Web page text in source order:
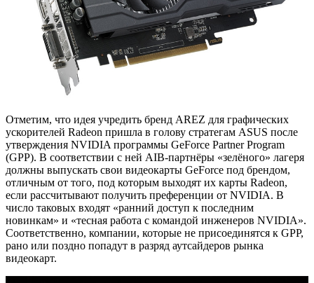
Отметим, что идея учредить бренд AREZ для графических
ускорителей Radeon пришла в голову стратегам ASUS после
утверждения NVIDIA программы GeForce Partner Program
(GPP). В соответствии с ней AIB-партнёры «зелёного» лагеря
должны выпускать свои видеокарты GeForce под брендом,
отличным от того, под которым выходят их карты Radeon,
если рассчитывают получить преференции от NVIDIA. В
число таковых входят «ранний доступ к последним
новинкам» и «тесная работа с командой инженеров NVIDIA».
Соответственно, компании, которые не присоединятся к GPP,
рано или поздно попадут в разряд аутсайдеров рынка
видеокарт.